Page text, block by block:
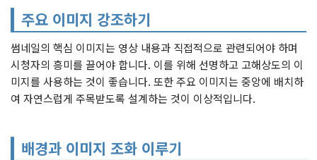
주요 이미지 강조하기
썸네일의 핵심 이미지는 영상 내용과 직접적으로 관련되어야 하며
시청자의 흥미를 끌어야 합니다. 이를 위해 선명하고 고해상도의 이
미지를 사용하는 것이 좋습니다. 또한 주요 이미지는 중앙에 배치하
여 자연스럽게 주목받도록 설계하는 것이 이상적입니다.
배경과 이미지 조화 이루기